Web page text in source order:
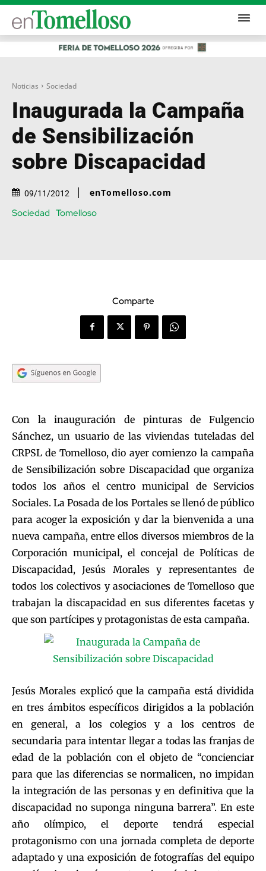
Noticias Sociedad
Inaugurada la Campaña
de Sensibilización
sobre Discapacidad
09/11/2012 enTomelloso.com
Sociedad Tomelloso
Comparte
Con la inauguración de pinturas de Fulgencio
Sánchez, un usuario de las viviendas tuteladas del
CRPSL de Tomelloso, dio ayer comienzo la campaña
de Sensibilización sobre Discapacidad que organiza
todos los años el centro municipal de Servicios
Sociales. La Posada de los Portales se llenó de público
para acoger la exposición y dar la bienvenida a una
nueva campaña, entre ellos diversos miembros de la
Corporación municipal, el concejal de Políticas de
Discapacidad, Jesús Morales y representantes de
todos los colectivos y asociaciones de Tomelloso que
trabajan la discapacidad en sus diferentes facetas y
que son partícipes y protagonistas de esta campaña.
Jesús Morales explicó que la campaña está dividida
en tres ámbitos específicos dirigidos a la población
en general, a los colegios y a los centros de
secundaria para intentar llegar a todas las franjas de
edad de la población con el objeto de “concienciar
para que las diferencias se normalicen, no impidan
la integración de las personas y en definitiva que la
discapacidad no suponga ninguna barrera”. En este
año olímpico, el deporte tendrá especial
protagonismo con una jornada completa de deporte
adaptado y una exposición de fotografías del equipo